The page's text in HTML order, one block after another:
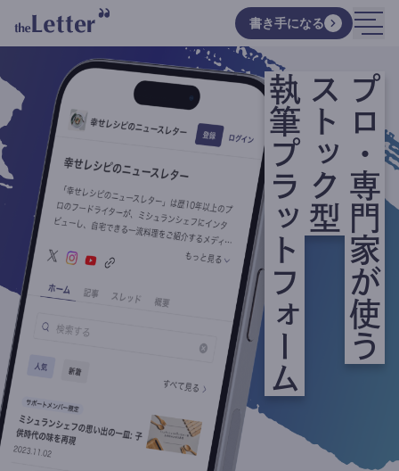
書き手になる
プロ・専門家が使う
ストック型
執筆プラットフォーム